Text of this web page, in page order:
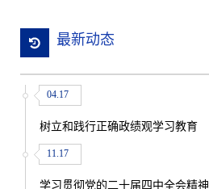
最新动态
04.17
树立和践行正确政绩观学习教育
11.17
学习贯彻党的二十届四中全会精神